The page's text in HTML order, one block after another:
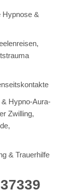
Hypnose &
Hypno-Aura-
Zwilling,
& Trauerhilfe